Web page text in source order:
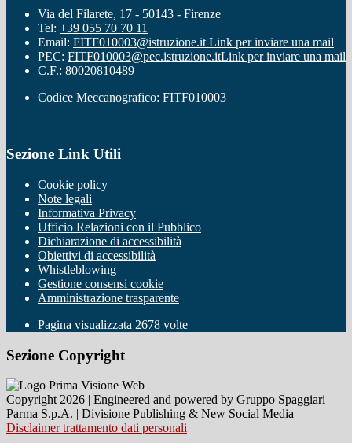
Via del Filarete, 17 - 50143 - Firenze
Tel: +39 055 70 70 11
Email: FITF010003@istruzione.it Link per inviare una mail
PEC: FITF010003@pec.istruzione.itLink per inviare una mail
C.F.: 80020810489
Codice Meccanografico: FITF010003
Sezione Link Utili
Cookie policy
Note legali
Informativa Privacy
Ufficio Relazioni con il Pubblico
Dichiarazione di accessibilità
Obiettivi di accessibilità
Whistleblowing
Gestione consensi cookie
Amministrazione trasparente
Pagina visualizzata 2678 volte
Sezione Copyright
Copyright 2026 | Engineered and powered by Gruppo Spaggiari
Parma S.p.A. | Divisione Publishing & New Social Media
Disclaimer trattamento dati personali